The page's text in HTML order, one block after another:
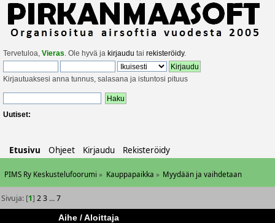
Tervetuloa, Vieras. Ole hyvä ja kirjaudu tai rekisteröidy.
Kirjautuaksesi anna tunnus, salasana ja istuntosi pituus
Uutiset:
Etusivu Ohjeet Kirjaudu Rekisteröidy
PIMS Ry Keskustelufoorumi » Kauppapaikka » Myydään ja vaihdetaan
Sivuja: [1]2 3 ...7
Aihe/Aloittaja